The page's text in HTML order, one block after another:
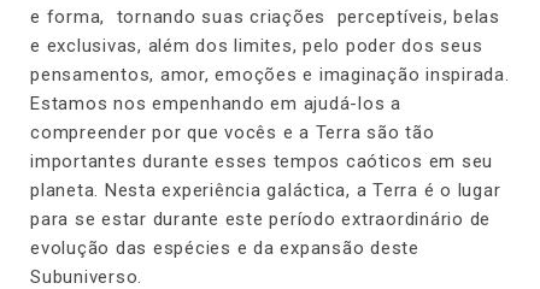
e forma, tornando suas criações perceptíveis, belas
e exclusivas, além dos limites, pelo poder dos seus
pensamentos, amor, emoções e imaginação inspirada.
Estamos nos empenhando em ajudá-los a
compreender por que vocês e a Terra são tão
importantes durante esses tempos caóticos em seu
planeta. Nesta experiência galáctica, a Terra é o lugar
para se estar durante este período extraordinário de
evolução das espécies e da expansão deste
Subuniverso.